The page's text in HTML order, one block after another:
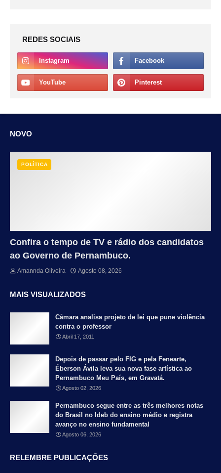
REDES SOCIAIS
NOVO
POLÍTICA
Confira o tempo de TV e rádio dos candidatos
ao Governo de Pernambuco.
Amannda Oliveira Agosto 08, 2026
MAIS VISUALIZADOS
Câmara analisa projeto de lei que pune violência
contra o professor
Abril 17, 2011
Depois de passar pelo FIG e pela Fenearte,
Éberson Ávila leva sua nova fase artística ao
Pernambuco Meu País, em Gravatá.
Agosto 02, 2026
Pernambuco segue entre as três melhores notas
do Brasil no Ideb do ensino médio e registra
avanço no ensino fundamental
Agosto 06, 2026
RELEMBRE PUBLICAÇÕES